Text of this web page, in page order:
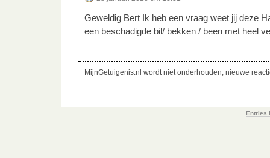
Geweldig Bert Ik heb een vraag weet jij deze
een beschadigde bil/ bekken / been met heel
MijnGetuigenis.nl wordt niet onderhouden, nieuwe
Entries